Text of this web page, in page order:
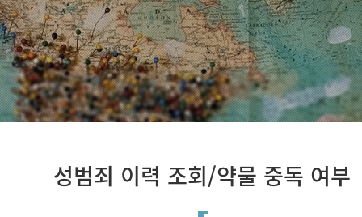
성범죄 이력 조회/약물 중독 여부